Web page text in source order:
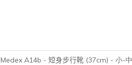
Medex A14b - 短身步行靴 (37cm) - 小-中